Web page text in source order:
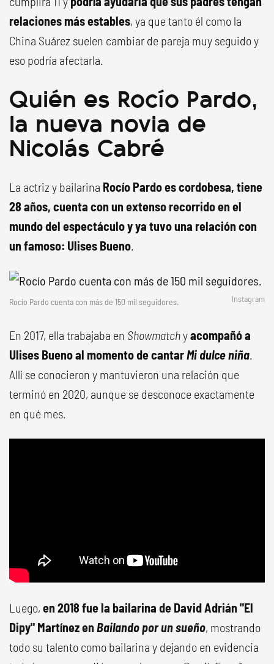
relaciones más estables, ya que tanto él como la
China Suárez suelen cambiar de pareja muy seguido y
eso podría afectarla.
Quién es Rocío Pardo,
la nueva novia de
Nicolás Cabré
La actriz y bailarina Rocío Pardo es cordobesa, tiene
28 años, cuenta con un extenso recorrido en el
mundo del espectáculo y ya tuvo una relación con
un famoso: Ulises Bueno.
Rocío Pardo cuenta con más de 150 mil seguidores. Instagram
En 2017, ella trabajaba en Showmatchyacompañó a
Ulises Bueno al momento de cantarMi dulce niña.
Allí se conocieron y mantuvieron una relación que
terminó en 2020, aunque se desconoce exactamente
en qué mes.
Luego, en 2018 fue la bailarina de David Adrián "El
Dipy" Martínez en Bailando por un sueño, mostrando
todo su talento como bailarina y dejando en evidencia